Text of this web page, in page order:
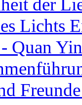
Lichts
Quan